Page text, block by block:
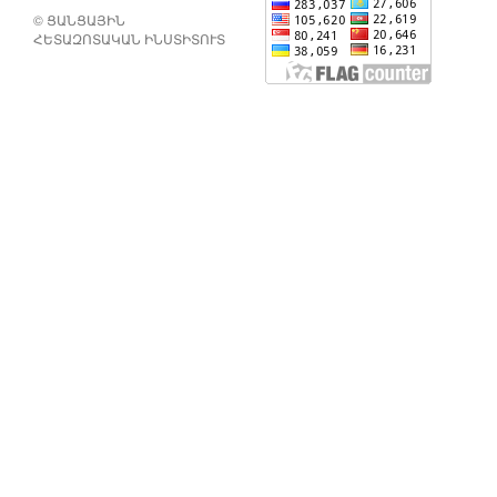
© ՑԱՆՑԱՅԻՆ
ՀԵՏԱԶՈՏԱԿԱՆ ԻՆՍՏԻՏՈՒՏ